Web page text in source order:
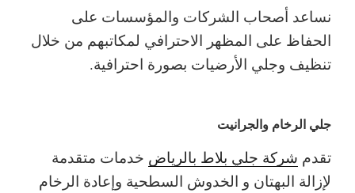
نساعد أصحاب الشركات والمؤسسات على
الحفاظ على المظهر الاحترافي لمكاتبهم من خلال
تنظيف وجلي الأرضيات بصورة احترافية.
جلي الرخام والجرانيت
تقدم شركة جلي بلاط بالرياض خدمات متقدمة
لإزالة البهتان و الخدوش السطحية وإعادة الرخام